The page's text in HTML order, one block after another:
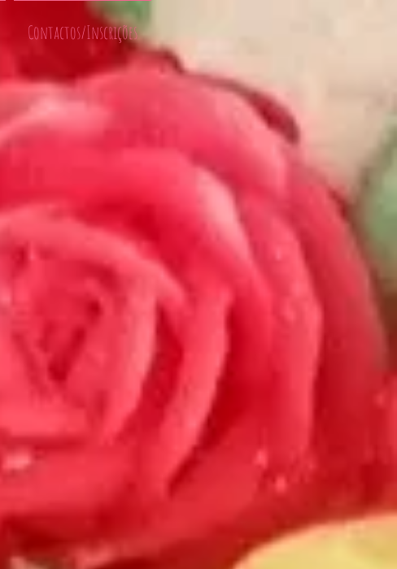
Contactos/Inscrições